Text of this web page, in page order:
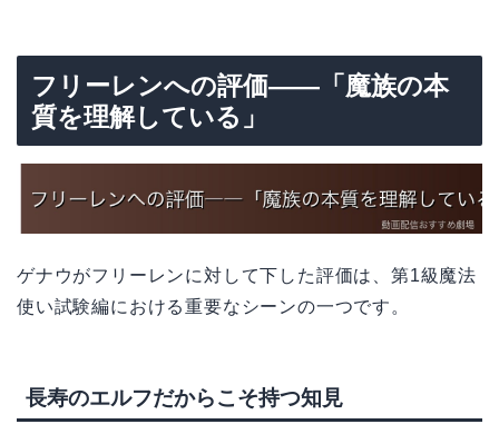
フリーレンへの評価――「魔族の本
質を理解している」
ゲナウがフリーレンに対して下した評価は、第1級魔法
使い試験編における重要なシーンの一つです。
長寿のエルフだからこそ持つ知見